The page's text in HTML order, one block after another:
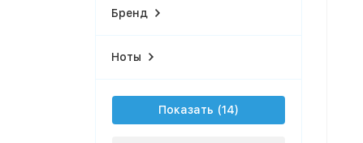
Бренд
Ноты
Показать